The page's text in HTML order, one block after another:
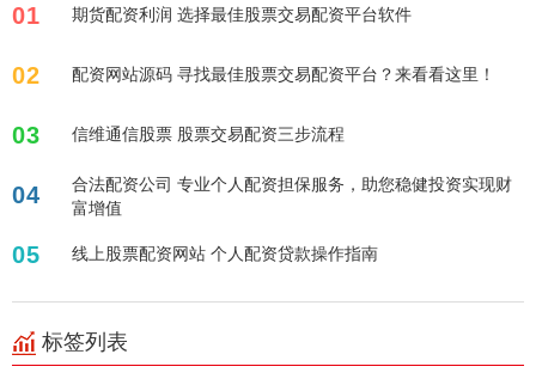
01 期货配资利润 选择最佳股票交易配资平台软件
02 配资网站源码 寻找最佳股票交易配资平台？来看看这里！
03 信维通信股票 股票交易配资三步流程
04
合法配资公司 专业个人配资担保服务，助您稳健投资实现财
富增值
05 线上股票配资网站 个人配资贷款操作指南
标签列表